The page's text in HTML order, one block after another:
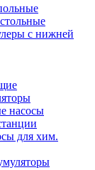
с нижней
насосы
для хим.